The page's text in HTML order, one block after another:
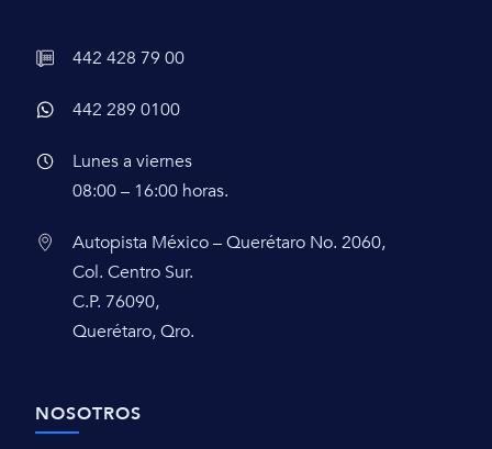
442 428 79 00
442 289 0100
Lunes a viernes
08:00 – 16:00 horas.
Autopista México – Querétaro No. 2060,
Col. Centro Sur.
C.P. 76090,
Querétaro, Qro.
NOSOTROS